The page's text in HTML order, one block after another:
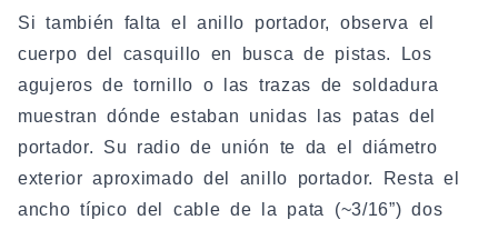
Si también falta el anillo portador, observa el
cuerpo del casquillo en busca de pistas. Los
agujeros de tornillo o las trazas de soldadura
muestran dónde estaban unidas las patas del
portador. Su radio de unión te da el diámetro
exterior aproximado del anillo portador. Resta el
ancho típico del cable de la pata (~3/16”) dos